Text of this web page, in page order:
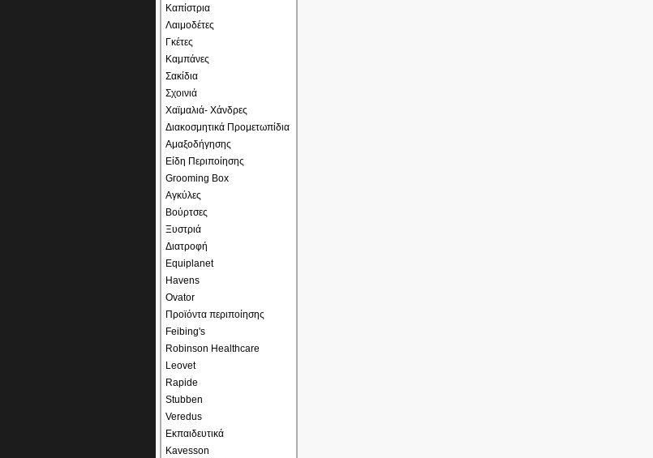
Καπίστρια
Λαιμοδέτες
Γκέτες
Καμπάνες
Σακίδια
Σχοινιά
Χαϊμαλιά- Χάνδρες
Διακοσμητικά Προμετωπίδια
Αμαξοδήγησης
Είδη Περιποίησης
Grooming Box
Αγκύλες
Βούρτσες
Ξυστριά
Διατροφή
Equiplanet
Havens
Ovator
Προϊόντα περιποίησης
Feibing's
Robinson Healthcare
Leovet
Rapide
Stubben
Veredus
Εκπαιδευτικά
Kavesson